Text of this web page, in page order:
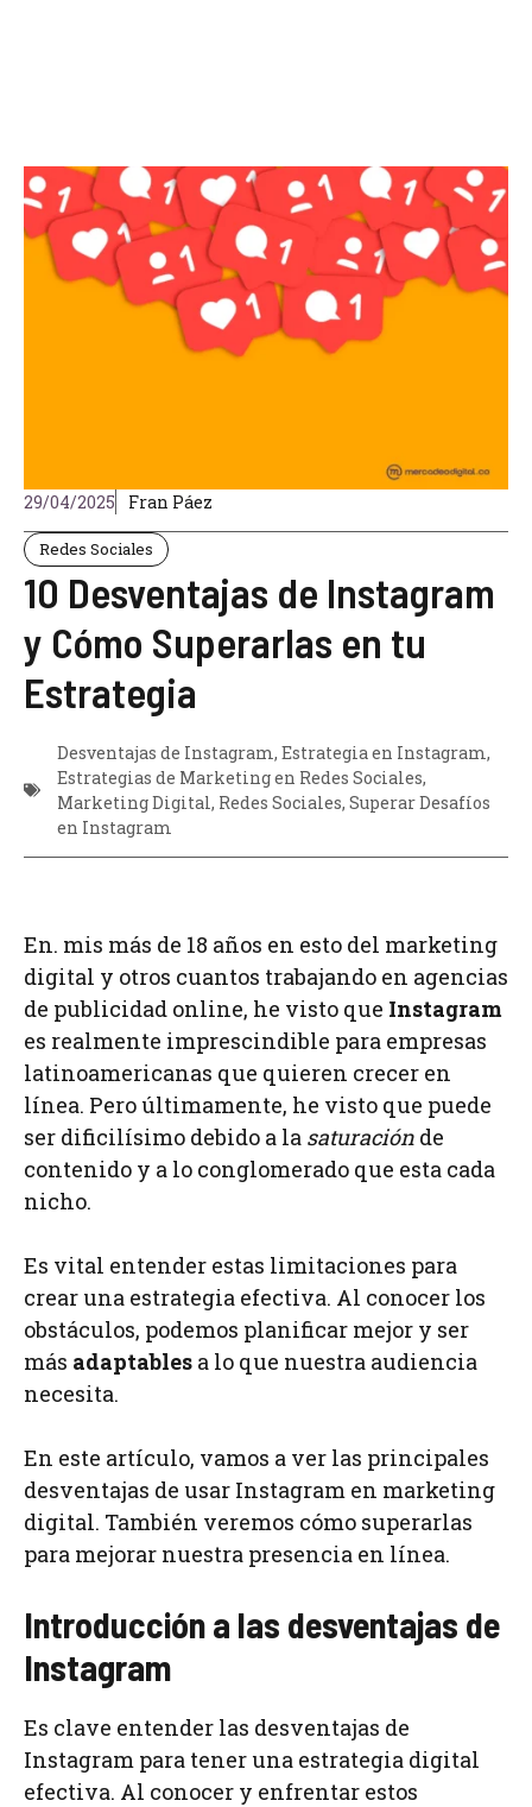
29/04/2025 Fran Páez
Redes Sociales
10 Desventajas de Instagram
y Cómo Superarlas en tu
Estrategia
Desventajas de Instagram, Estrategia en Instagram,
Estrategias de Marketing en Redes Sociales,
Marketing Digital, Redes Sociales, Superar Desafíos
en Instagram
En. mis más de 18 años en esto del marketing
digital y otros cuantos trabajando en agencias
de publicidad online, he visto que Instagram
es realmente imprescindible para empresas
latinoamericanas que quieren crecer en
línea. Pero últimamente, he visto que puede
ser dificilísimo debido a la saturación de
contenido y a lo conglomerado que esta cada
nicho.
Es vital entender estas limitaciones para
crear una estrategia efectiva. Al conocer los
obstáculos, podemos planificar mejor y ser
más adaptables a lo que nuestra audiencia
necesita.
En este artículo, vamos a ver las principales
desventajas de usar Instagram en marketing
digital. También veremos cómo superarlas
para mejorar nuestra presencia en línea.
Introducción a las desventajas de
Instagram
Es clave entender las desventajas de
Instagram para tener una estrategia digital
efectiva. Al conocer y enfrentar estos